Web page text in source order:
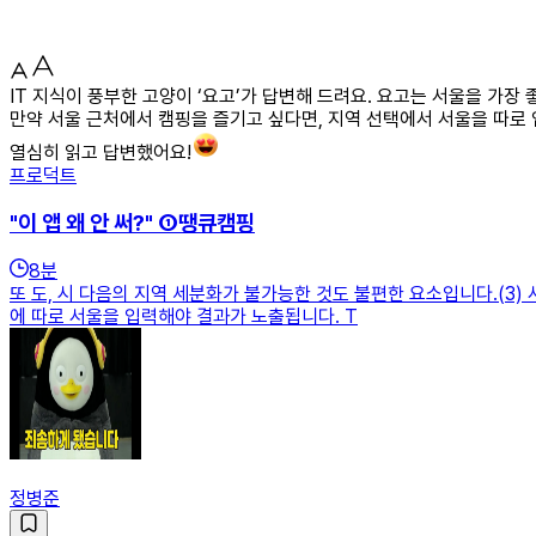
IT 지식이 풍부한 고양이 ‘요고’가 답변해 드려요. 요고는 서울을 가
만약 서울 근처에서 캠핑을 즐기고 싶다면, 지역 선택에서 서울을 따
열심히 읽고 답변했어요!
프로덕트
"이 앱 왜 안 써?" ①땡큐캠핑
8분
또 도, 시 다음의 지역 세분화가 불가능한 것도 불편한 요소입니다.(3)
에 따로 서울을 입력해야 결과가 노출됩니다. T
정병준